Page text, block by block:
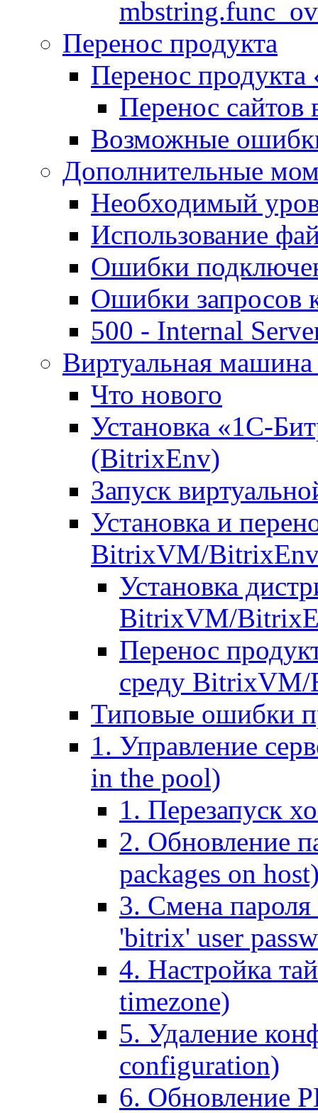
Перенос продукта
Перенос продукта
Перенос сайтов
Возможные
Дополнительные
Необходимый
Использование
Ошибки
Ошибки запросов
500 - Internal
Виртуальная
Что нового
Установка «1С-
(BitrixEnv)
Запуск
Установка и
BitrixVM/
Установка
BitrixVM/
Перенос
среду
Типовые ошибки
1. Управление
in the pool)
1. Перезапуск
2. Обновление
packages on
3. Смена пароля
'bitrix' user
4. Настройка
timezone)
5. Удаление
configuration)
6. Обновление